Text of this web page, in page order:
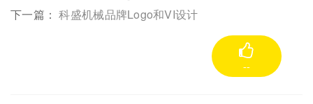
下一篇：科盛机械品牌Logo和VI设计
--